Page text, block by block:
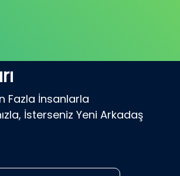
Fazla İnsanlarla
İsterseniz Yeni Arkadaş